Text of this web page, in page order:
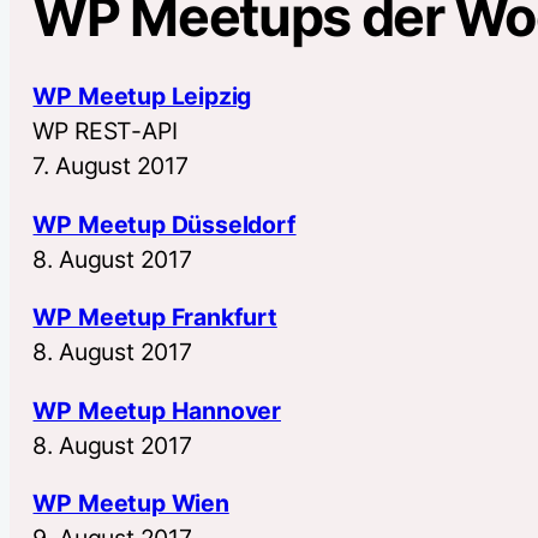
WP Meetups der
WP Meetup Leipzig
WP REST-API
7. August 2017
WP Meetup Düsseldorf
8. August 2017
WP Meetup Frankfurt
8. August 2017
WP Meetup Hannover
8. August 2017
WP Meetup Wien